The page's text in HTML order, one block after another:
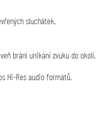
sluchátek.
brání unikání zvuku do okolí.
Hi-Res audio formátů.